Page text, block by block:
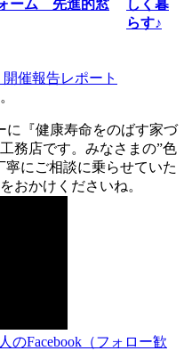
しく暮
らす♪
催報告レポート
に『健康寿命をのばす家づ
務店です。みなさまの”色
寧にご相談に乗らせていた
おかけくださいね。
のFacebook（フォロー歓